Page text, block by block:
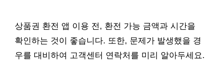
상품권 환전 앱 이용 전, 환전 가능 금액과 시간을
확인하는 것이 좋습니다. 또한, 문제가 발생했을 경
우를 대비하여 고객센터 연락처를 미리 알아두세요.